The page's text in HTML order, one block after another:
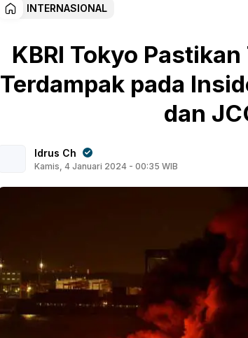
INTERNASIONAL
KBRI Tokyo
Terdampak pada
dan
Idrus Ch
Kamis, 4 Januari 2024 - 00:35 WIB